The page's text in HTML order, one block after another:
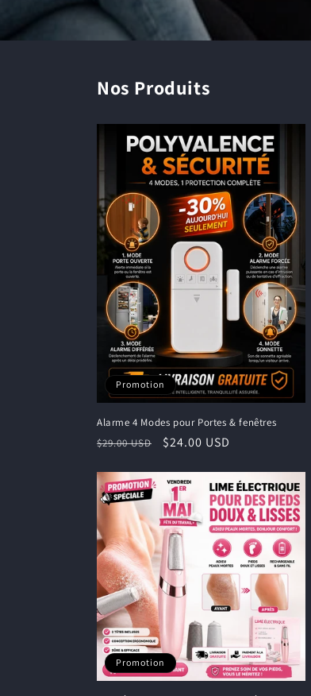
Nos Produits
Promotion
Alarme 4 Modes pour Portes & fenêtres
Prix
$29.00 USD
Prix
$24.00 USD
Promotion